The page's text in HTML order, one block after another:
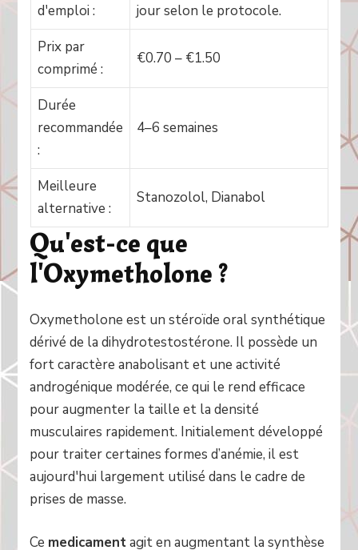
d'emploi :
jour selon le protocole.
Prix par
comprimé :
€0.70 – €1.50
Durée
recommandée
:
4–6 semaines
Meilleure
alternative :
Stanozolol, Dianabol
Qu'est-ce que
l'Oxymetholone ?
Oxymetholone est un stéroïde oral synthétique
dérivé de la dihydrotestostérone. Il possède un
fort caractère anabolisant et une activité
androgénique modérée, ce qui le rend efficace
pour augmenter la taille et la densité
musculaires rapidement. Initialement développé
pour traiter certaines formes d’anémie, il est
aujourd'hui largement utilisé dans le cadre de
prises de masse.
Ce medicamentagit en augmentant la synthèse